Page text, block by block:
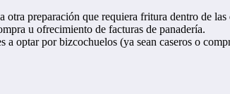
preparación que requiera fritura dentro de las
u ofrecimiento de facturas de panadería.
optar por bizcochuelos (ya sean caseros o